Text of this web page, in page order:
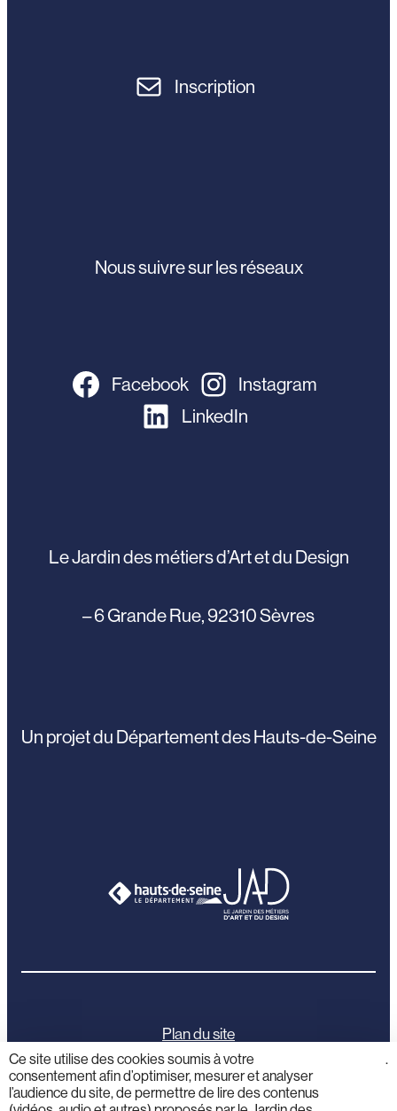
Inscription
Nous suivre sur les réseaux
Facebook
Instagram
LinkedIn
Le Jardin des métiers d’Art et du Design
– 6 Grande Rue, 92310 Sèvres
Un projet du Département des Hauts-de-Seine
Plan du site
Mentions légales
Ce site utilise des cookies soumis à votre
consentement afin d’optimiser, mesurer et analyser
l’audience du site, de permettre de lire des contenus
.